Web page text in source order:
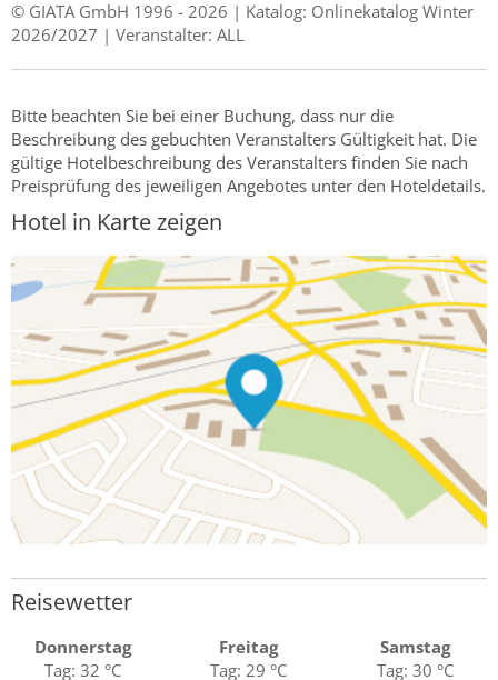
© GIATA GmbH 1996 - 2026 | Katalog: Onlinekatalog Winter
2026/2027 | Veranstalter: ALL
Bitte beachten Sie bei einer Buchung, dass nur die
Beschreibung des gebuchten Veranstalters Gültigkeit hat. Die
gültige Hotelbeschreibung des Veranstalters finden Sie nach
Preisprüfung des jeweiligen Angebotes unter den Hoteldetails.
Hotel in Karte zeigen
Reisewetter
Donnerstag
Tag: 32 °C
Freitag
Tag: 29 °C
Samstag
Tag: 30 °C